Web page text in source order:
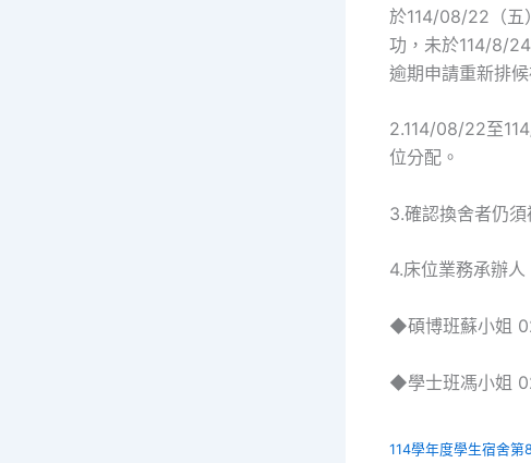
於114/08/22（五
功，未於114/8/
逾期申請重新
2.114/08/22至
位分配。
3.確認換舍者
4.床位業務承辦人
◆碩博班蘇小姐
◆學士班馮小姐
114學年度學生宿舍